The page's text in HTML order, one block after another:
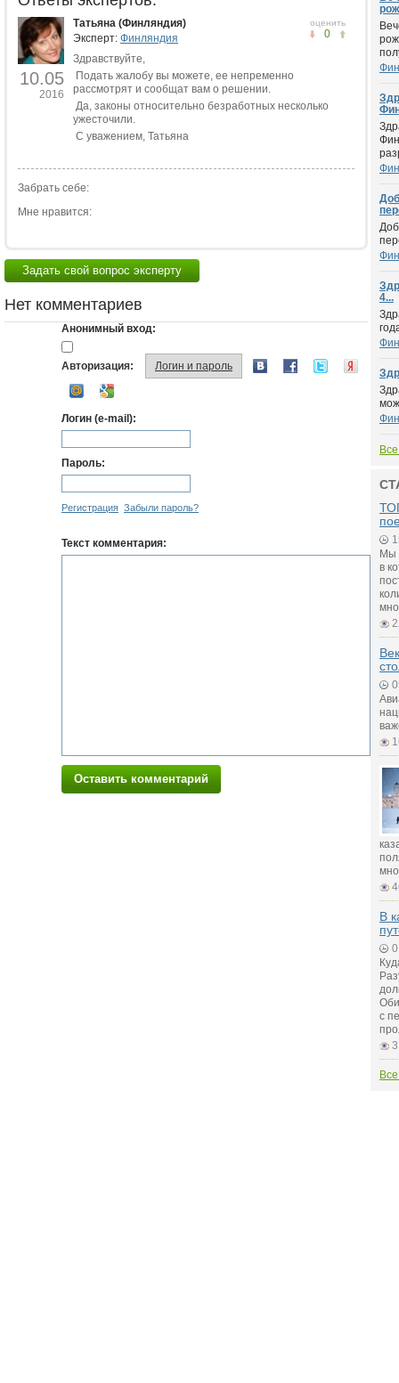
10.05
2016
оценить
0
Татьяна (Финляндия)
Эксперт: Финляндия
Здравствуйте,
Подать жалобу вы можете, ее непременно
рассмотрят и сообщат вам о решении.
Да, законы относительно безработных несколько
ужесточили.
С уважением, Татьяна
Забрать себе:
Мне нравится:
Задать свой вопрос эксперту
Нет комментариев
Анонимный вход:
Авторизация: Логин и пароль
Логин (e-mail):
Пароль:
Регистрация Забыли пароль?
Текст комментария:
Оставить комментарий
4...
Мы
в
В
с